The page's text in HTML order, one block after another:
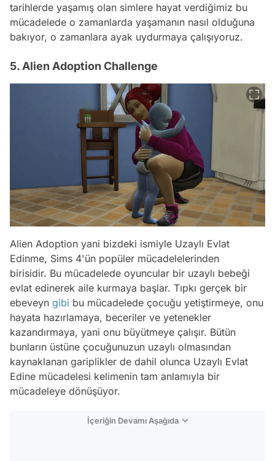
tarihlerde yaşamış olan simlere hayat verdiğimiz bu
mücadelede o zamanlarda yaşamanın nasıl olduğuna
bakıyor, o zamanlara ayak uydurmaya çalışıyoruz.
5. Alien Adoption Challenge
Alien Adoption yani bizdeki ismiyle Uzaylı Evlat
Edinme, Sims 4'ün popüler mücadelelerinden
birisidir. Bu mücadelede oyuncular bir uzaylı bebeği
evlat edinerek aile kurmaya başlar. Tıpkı gerçek bir
ebeveyn gibi bu mücadelede çocuğu yetiştirmeye, onu
hayata hazırlamaya, beceriler ve yetenekler
kazandırmaya, yani onu büyütmeye çalışır. Bütün
bunların üstüne çocuğunuzun uzaylı olmasından
kaynaklanan gariplikler de dahil olunca Uzaylı Evlat
Edine mücadelesi kelimenin tam anlamıyla bir
mücadeleye dönüşüyor.
İçeriğin Devamı Aşağıda